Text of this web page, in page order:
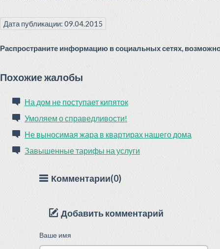
Дата публикации: 09.04.2015
Распространите информацию в социальных сетях,
Похожие жалобы
На дом не поступает кипяток
Умоляем о справедливости!
Не выносимая жара в квартирах нашего дома
Завышенные тарифы на услуги
Комментарии(0)
Добавить комментарий
Ваше имя